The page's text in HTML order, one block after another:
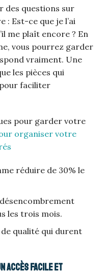
des questions sur
: Est-ce que je l’ai
me plaît encore ? En
vous pourrez garder
vraiment. Une
les pièces qui
pour faciliter
pour garder votre
organiser votre
réduire de 30% le
les trois mois.
qualité qui durent
accès facile et